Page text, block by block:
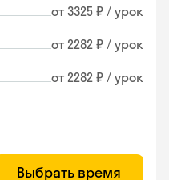
от 3325 ₽ / урок
от 2282 ₽ / урок
от 2282 ₽ / урок
Выбрать время